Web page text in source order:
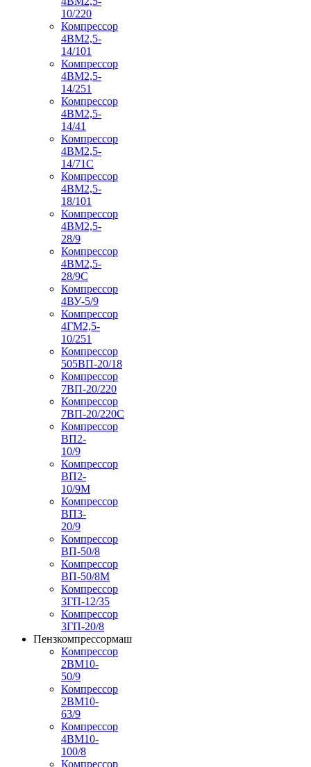
10/220
Компрессор
4ВМ2,5-
14/101
Компрессор
4ВМ2,5-
14/251
Компрессор
4ВМ2,5-
14/41
Компрессор
4ВМ2,5-
14/71C
Компрессор
4ВМ2,5-
18/101
Компрессор
4ВМ2,5-
28/9
Компрессор
4ВМ2,5-
28/9С
Компрессор
4ВУ-5/9
Компрессор
4ГМ2,5-
10/251
Компрессор
505ВП-20/18
Компрессор
7ВП-20/220
Компрессор
7ВП-20/220С
Компрессор
ВП2-
10/9
Компрессор
ВП2-
10/9М
Компрессор
ВП3-
20/9
Компрессор
ВП-50/8
Компрессор
ВП-50/8М
Компрессор
3ГП-12/35
Компрессор
3ГП-20/8
Пензкомпрессормаш
Компрессор
2ВМ10-
50/9
Компрессор
2ВМ10-
63/9
Компрессор
4ВМ10-
100/8
Компрессор